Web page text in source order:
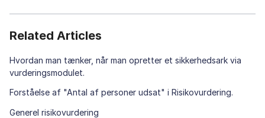
Related Articles
Hvordan man tænker, når man opretter et sikkerhedsark via
vurderingsmodulet.
Forståelse af "Antal af personer udsat" i Risikovurdering.
Generel risikovurdering